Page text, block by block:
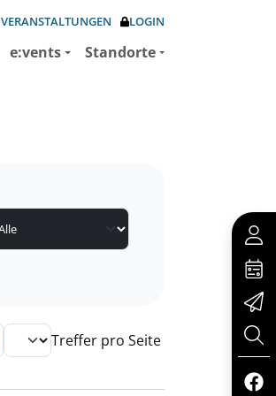
VERANSTALTUNGEN LOGIN
e:vents Standorte
Letzte SeiteTreffer pro Seite